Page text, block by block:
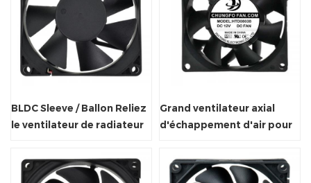
BLDC Sleeve / Ballon Reliez
le ventilateur de radiateur
Grand ventilateur axial
d'échappement d'air pour